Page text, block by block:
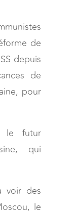
de
depuis
de
pour
le futur
qui
voir des
le